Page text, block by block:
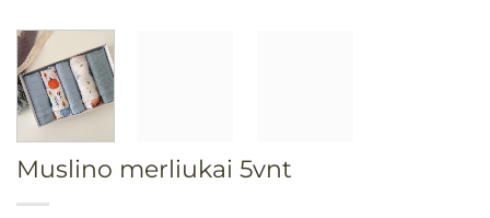
Muslino merliukai 5vnt